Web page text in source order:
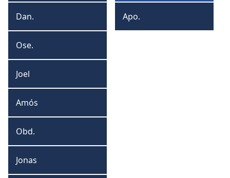
Daniel
Dan.
Oseias
Ose.
Joel
Joel
Amós
Amós
Obadias
Obd.
Jonas
Jonas
Apocalipse
Apo.